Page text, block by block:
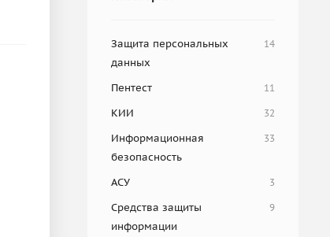
Защита персональных
данных
14
Пентест 11
КИИ 32
Информационная
безопасность
33
АСУ 3
Средства защиты
информации
9